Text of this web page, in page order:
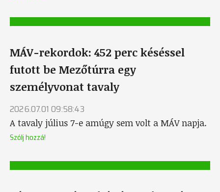
MÁV-rekordok: 452 perc késéssel
futott be Mezőtúrra egy
személyvonat tavaly
2026.07.01 09:58:43
A tavaly július 7-e amúgy sem volt a MÁV napja.
Szólj hozzá!